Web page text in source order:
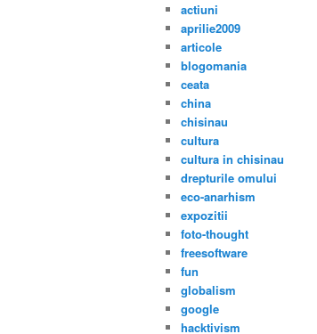
actiuni
aprilie2009
articole
blogomania
ceata
china
chisinau
cultura
cultura in chisinau
drepturile omului
eco-anarhism
expozitii
foto-thought
freesoftware
fun
globalism
google
hacktivism